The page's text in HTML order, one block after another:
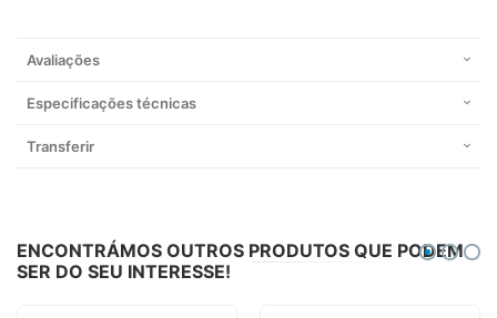
Avaliações
Especificações técnicas
Transferir
ENCONTRÁMOS OUTROS PRODUTOS QUE PODEM
SER DO SEU INTERESSE!